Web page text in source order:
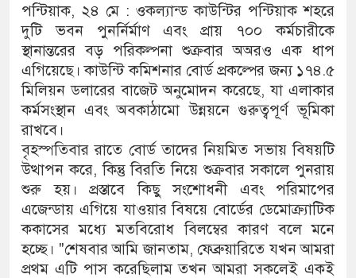
পন্টিয়াক, ২৪ মে : ওকল্যান্ড কাউন্টির পন্টিয়াক শহরে
দুটি ভবন পুনর্নির্মাণ এবং প্রায় ৭০০ কর্মচারীকে
স্থানান্তরের বড় পরিকল্পনা শুক্রবার অঅরও এক ধাপ
এগিয়েছে। কাউন্টি কমিশনার বোর্ড প্রকল্পের জন্য ১৭৪.৫
মিলিয়ন ডলারের বাজেট অনুমোদন করেছে, যা এলাকার
কর্মসংস্থান এবং অবকাঠামো উন্নয়নে গুরুত্বপূর্ণ ভূমিকা
রাখবে।
বৃহস্পতিবার রাতে বোর্ড তাদের নিয়মিত সভায় বিষয়টি
উত্থাপন করে, কিন্তু বিরতি নিয়ে শুক্রবার সকালে পুনরায়
শুরু হয়। প্রস্তাবে কিছু সংশোধনী এবং পরিমাপের
এজেন্ডায় এগিয়ে যাওয়ার বিষয়ে বোর্ডের ডেমোক্র্যাটিক
ককাসের মধ্যে মতবিরোধ বিলম্বের কারণ বলে মনে
হচ্ছে। "শেষবার আমি জানতাম, ফেব্রুয়ারিতে যখন আমরা
প্রথম এটি পাস করেছিলাম তখন আমরা সকলেই একই